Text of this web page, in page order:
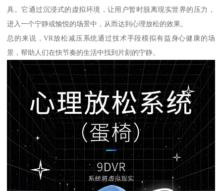
具。它通过沉浸式的虚拟环境，让用户暂时脱离现实世界的压力，
进入一个宁静或愉悦的场景中，从而达到心理放松的效果。
总的来说，VR放松减压系统通过技术手段模拟有益身心健康的场
景，帮助人们在快节奏的生活中找到片刻的宁静。